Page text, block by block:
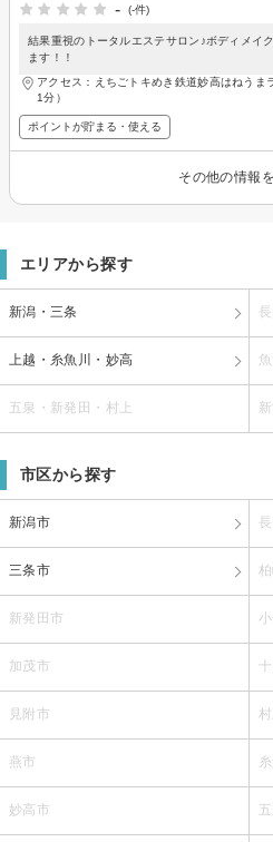
-
(-件)
結果重視のトータルエステサロン♪ボディメイ
ます！！
アクセス：えちごトキめき鉄道妙高はねう
1分）
ポイントが貯まる・使える
その他の情報
エリアから探す
新潟・三条
上越・糸魚川・妙高
五泉・新発田・村上
市区から探す
新潟市
三条市
新発田市
加茂市
見附市
燕市
妙高市